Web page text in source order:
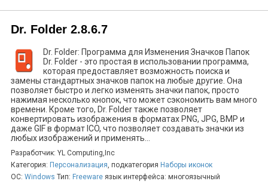
Dr. Folder 2.8.6.7
Dr. Folder: Программа для Изменения Значков Папок
Dr. Folder - это простая в использовании программа,
которая предоставляет возможность поиска и
замены стандартных значков папок на любые другие. Она
позволяет быстро и легко изменять значки папок, просто
нажимая несколько кнопок, что может сэкономить вам много
времени. Кроме того, Dr. Folder также позволяет
конвертировать изображения в форматах PNG, JPG, BMP и
даже GIF в формат ICO, что позволяет создавать значки из
любых изображений и применять...
Разработчик: YL Computing,Inc
Категория: Персонализация, подкатегория Наборы иконок
ОС: Windows Тип: Freeware язык интерфейса: многоязычный